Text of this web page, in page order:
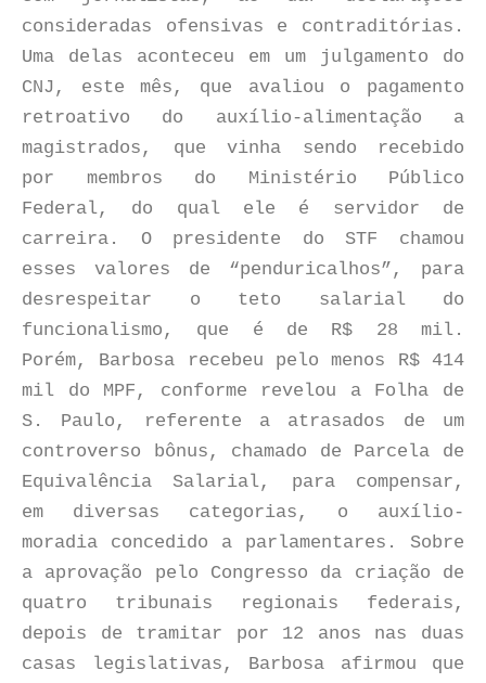
consideradas ofensivas e contraditórias.
Uma delas aconteceu em um julgamento do
CNJ, este mês, que avaliou o pagamento
retroativo do auxílio-alimentação a
magistrados, que vinha sendo recebido
por membros do Ministério Público
Federal, do qual ele é servidor de
carreira. O presidente do STF chamou
esses valores de “penduricalhos”, para
desrespeitar o teto salarial do
funcionalismo, que é de R$ 28 mil.
Porém, Barbosa recebeu pelo menos R$ 414
mil do MPF, conforme revelou a Folha de
S. Paulo, referente a atrasados de um
controverso bônus, chamado de Parcela de
Equivalência Salarial, para compensar,
em diversas categorias, o auxílio-
moradia concedido a parlamentares. Sobre
a aprovação pelo Congresso da criação de
quatro tribunais regionais federais,
depois de tramitar por 12 anos nas duas
casas legislativas, Barbosa afirmou que